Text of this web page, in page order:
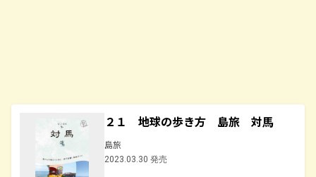
２１ 地球の歩き方 島旅 対馬
島旅
2023.03.30 発売